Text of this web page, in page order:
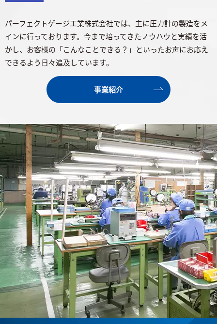
パーフェクトゲージ工業株式会社では、主に圧力計の製造をメ
インに行っております。今まで培ってきたノウハウと実績を活
かし、お客様の「こんなことできる？」といったお声にお応え
できるよう日々追及しています。
事業紹介